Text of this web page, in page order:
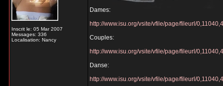
Inscrit le: 05 Mar 2007
Messages: 336
Localisation: Nancy
Dames:
http://www.isu.org/vsite/vfile/page/fileurl/
Couples:
http://www.isu.org/vsite/vfile/page/fileurl/
Danse:
http://www.isu.org/vsite/vfile/page/fileurl/